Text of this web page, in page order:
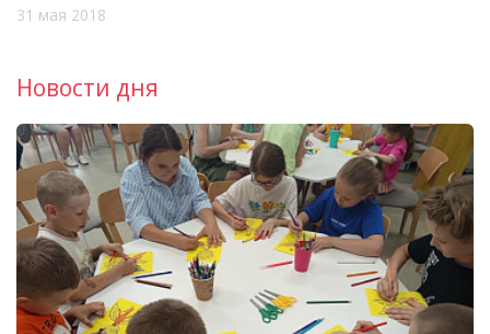
31 мая 2018
Новости дня